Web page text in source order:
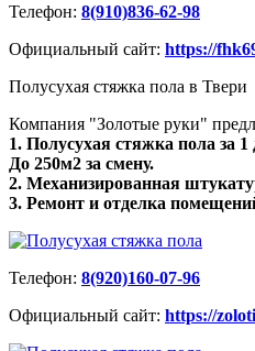
Телефон: 8(910)836-62-98
Официальный сайт: https://
Полусухая стяжка пола в Твери
Компания "Золотые руки"
1. Полусухая стяжка пола за
До 250м2 за смену.
2. Механизированная
3. Ремонт и отделка
Телефон: 8(920)160-07-96
Официальный сайт: https://